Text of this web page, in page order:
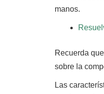
manos.
Recuerda
sobre la
Las